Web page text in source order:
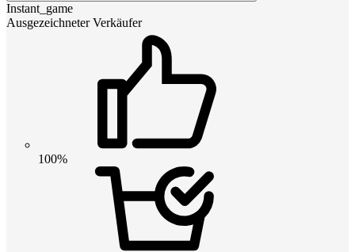
Instant_game
Ausgezeichneter Verkäufer
100%